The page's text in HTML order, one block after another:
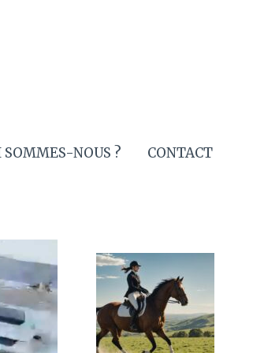
SOMMES-NOUS ? CONTACT